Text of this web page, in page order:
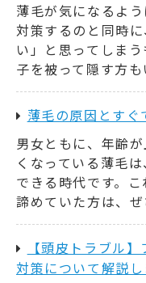
薄毛が気になるよ
対策するのと同時
い」と思ってしま
子を被って隠す方も
薄毛の原因とすぐ
男女ともに、年齢
くなっている薄毛
できる時代です。
諦めていた方は、ぜ
【頭皮トラブル
対策について解説し